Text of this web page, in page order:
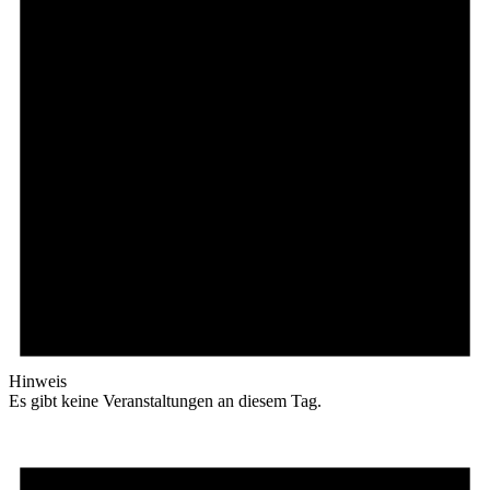
Hinweis
Es gibt keine Veranstaltungen an diesem Tag.